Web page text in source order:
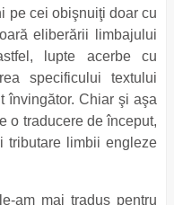
pe cei obişnuiţi doar cu
eliberării limbajului
lupte acerbe cu
specificului textului
învingător. Chiar şi aşa
o traducere de început,
tributare limbii engleze
am mai tradus pentru